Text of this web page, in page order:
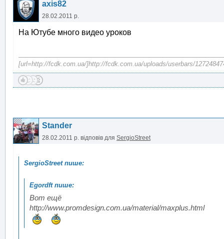
axis82
28.02.2011 р.
На Ютубе много видео уроков
[url=http://fcdk.com.ua/]http://fcdk.com.ua/uploads/userbars/
Stander
28.02.2011 р. відповів для SergioStreet
Вот ещё
http://www.promdesign.com.ua/material/maxplus.html